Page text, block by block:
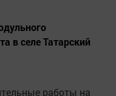
в селе Татарский
работы на